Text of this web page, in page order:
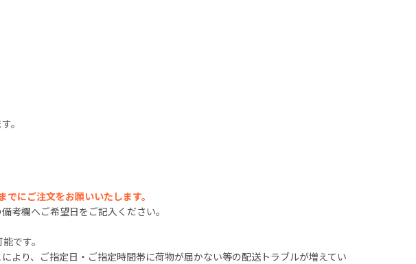
。
にご注文をお願いいたします。
考欄へご希望日をご記入ください。
です。
より、ご指定日・ご指定時間帯に荷物が届かない等の配送トラブルが増えてい